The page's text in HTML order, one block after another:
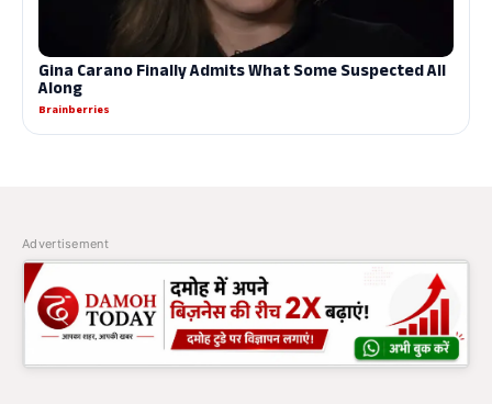
Advertisement